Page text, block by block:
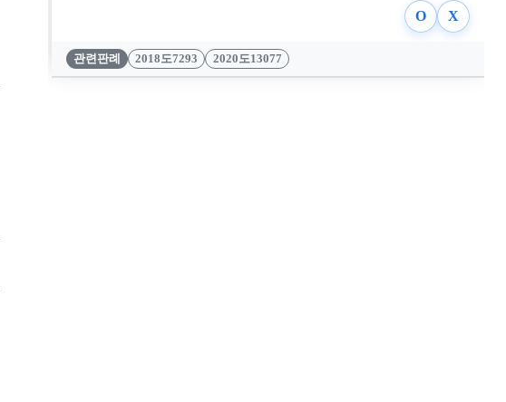
O X
관련판례 2018도7293 2020도13077